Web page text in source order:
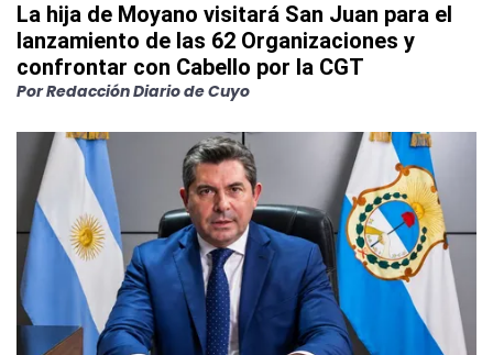
La hija de Moyano visitará San Juan para el
lanzamiento de las 62 Organizaciones y
confrontar con Cabello por la CGT
PorRedacción Diario de Cuyo